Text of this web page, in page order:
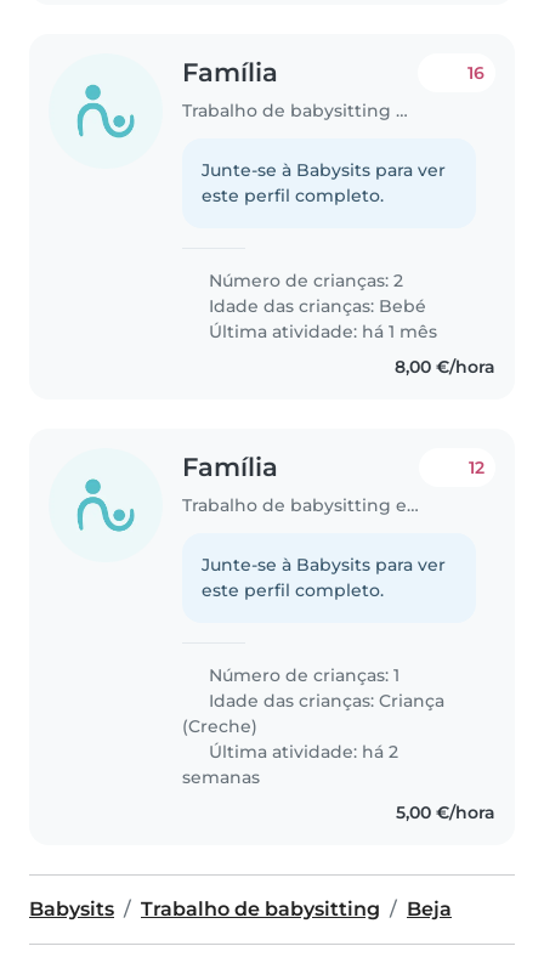
Família
Trabalho de babysitting em Beja
16
Junte-se à Babysits para ver
este perfil completo.
Número de crianças: 2
Idade das crianças: Bebé
Última atividade: há 1 mês
8,00 €/hora
Família
Trabalho de babysitting em Beja
12
Junte-se à Babysits para ver
este perfil completo.
Número de crianças: 1
Idade das crianças:Criança
(Creche)
Última atividade: há 2
semanas
5,00 €/hora
Babysits Trabalho de babysitting Beja